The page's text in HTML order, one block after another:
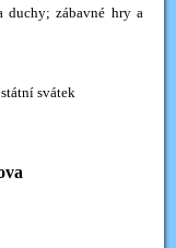
duchy; zábavné hry a
svátek